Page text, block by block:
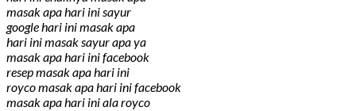
masak apa hari ini sayur
google hari ini masak apa
hari ini masak sayur apa ya
masak apa hari ini facebook
resep masak apa hari ini
royco masak apa hari ini facebook
masak apa hari ini ala royco